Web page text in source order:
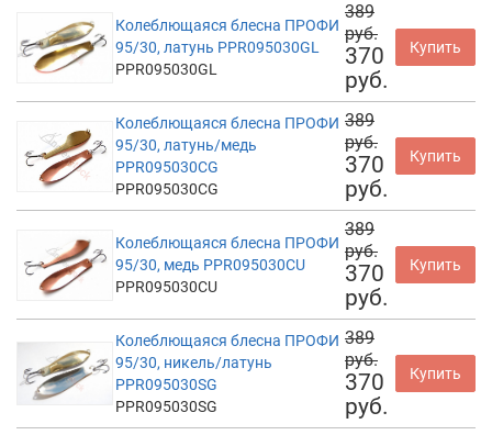
Колеблющаяся блесна ПРОФИ
95/30, латунь PPR095030GL
PPR095030GL
389
руб.
370
руб.
Купить
Колеблющаяся блесна ПРОФИ
95/30, латунь/медь
PPR095030CG
PPR095030CG
389
руб.
370
руб.
Купить
Колеблющаяся блесна ПРОФИ
95/30, медь PPR095030CU
PPR095030CU
389
руб.
370
руб.
Купить
Колеблющаяся блесна ПРОФИ
95/30, никель/латунь
PPR095030SG
PPR095030SG
389
руб.
370
руб.
Купить